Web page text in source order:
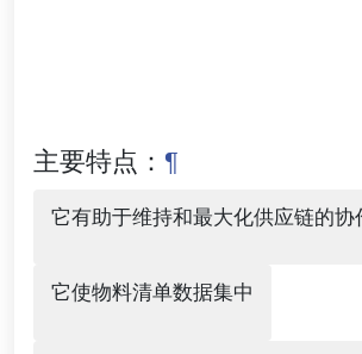
主要特点： ¶
它有助于维持和最大化供应链的协
它使物料清单数据集中